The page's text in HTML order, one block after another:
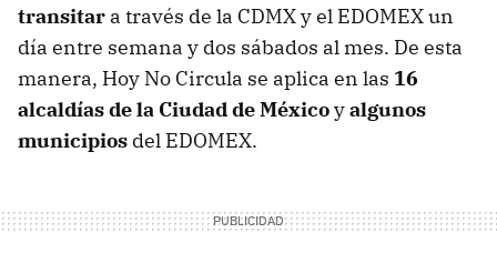
transitar a través de la CDMX y el EDOMEX un
día entre semana y dos sábados al mes. De esta
manera, Hoy No Circula se aplica en las 16
alcaldías de la Ciudad de Méxicoyalgunos
municipios del EDOMEX.